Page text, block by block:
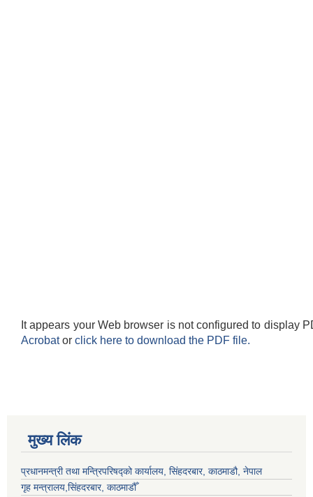
It appears your Web browser is not configured to display
Acrobator click here to download the PDF file.
मुख्य लिंक
प्रधानमन्त्री तथा मन्त्रिपरिषद्को कार्यालय, सिंहदरबार, काठमाडौ, नेपाल
गृह मन्त्रालय,सिंहदरबार, काठमाडौँ